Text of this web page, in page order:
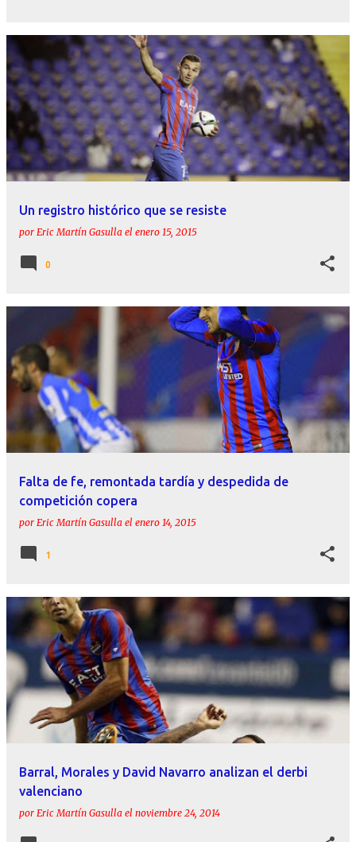
Un registro histórico que se resiste
por Eric Martín Gasulla el enero 15, 2015
0
Falta de fe, remontada tardía y despedida de
competición copera
por Eric Martín Gasulla el enero 14, 2015
1
Barral, Morales y David Navarro analizan el derbi
valenciano
por Eric Martín Gasulla el noviembre 24, 2014